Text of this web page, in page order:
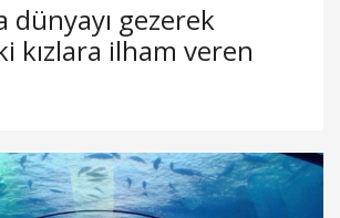
dünyayı gezerek
kızlara ilham veren